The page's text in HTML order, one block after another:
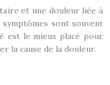
et une douleur liée à
sont souvent
est le mieux placé pour
la cause de la douleur.